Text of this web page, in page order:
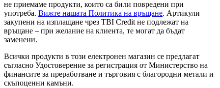
не приемаме продукти, които са били повредени при
употреба. Вижте нашата Политика на връщане. Артикули
закупени на изплащане чрез TBI Credit не подлежат на
връщане – при желание на клиента, те могат да бъдат
заменени.
Всички продукти в този електронен магазин се предлагат
съгласно Удостоверение за регистрация от Министерство на
финансите за преработване и търговия с благородни метали и
скъпоценни камъни.